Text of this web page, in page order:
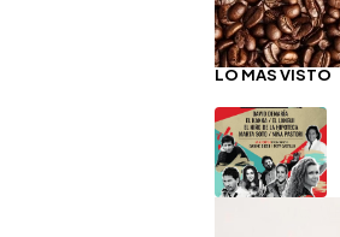
LO MÁS VISTO